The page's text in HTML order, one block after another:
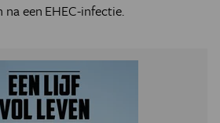
een EHEC-infectie.